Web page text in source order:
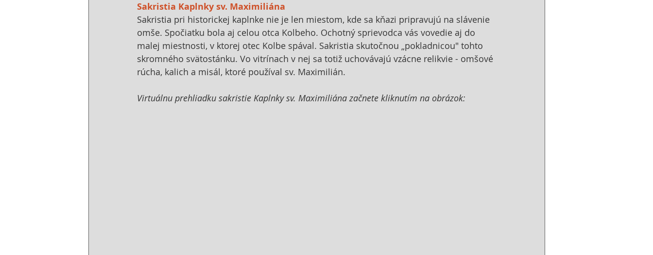
Sakristia Kaplnky sv. Maximiliána
Sakristia pri historickej kaplnke nie je len miestom, kde sa kňazi pripravujú na slávenie
omše. Spočiatku bola aj celou otca Kolbeho. Ochotný sprievodca vás vovedie aj do
malej miestnosti, v ktorej otec Kolbe spával. Sakristia skutočnou „pokladnicou" tohto
skromného svätostánku. Vo vitrínach v nej sa totiž uchovávajú vzácne relikvie - omšové
rúcha, kalich a misál, ktoré používal sv. Maximilián.
Virtuálnu prehliadku sakristie Kaplnky sv. Maximiliána začnete kliknutím na obrázok: